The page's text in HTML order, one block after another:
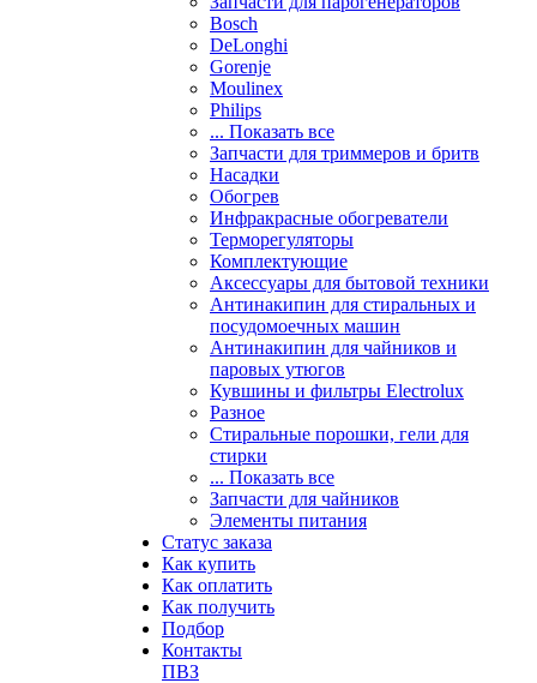
Bosch
DeLonghi
Gorenje
Moulinex
Philips
... Показать все
Запчасти для триммеров и бритв
Насадки
Обогрев
Инфракрасные обогреватели
Терморегуляторы
Комплектующие
Аксессуары для бытовой техники
Антинакипин для стиральных и
посудомоечных машин
Антинакипин для чайников и
паровых утюгов
Кувшины и фильтры Electrolux
Разное
Стиральные порошки, гели для
стирки
... Показать все
Запчасти для чайников
Элементы питания
Статус заказа
Как купить
Как оплатить
Как получить
Подбор
Контакты
ПВЗ